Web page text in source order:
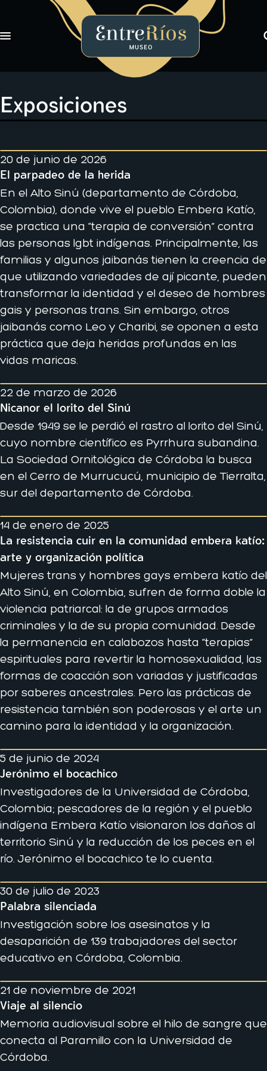
Toggle navigation
EntreRíos Museo
Libros
Novedades
Exposiciones
20 de junio de 2026
El parpadeo de la herida
En el Alto Sinú (departamento de Córdoba,
Colombia), donde vive el pueblo Embera Katío,
se practica una “terapia de conversión” contra
las personas lgbt indígenas. Principalmente, las
familias y algunos jaibanás tienen la creencia de
que utilizando variedades de ají picante, pueden
transformar la identidad y el deseo de hombres
gais y personas trans. Sin embargo, otros
jaibanás como Leo y Charibi, se oponen a esta
práctica que deja heridas profundas en las
vidas maricas.
22 de marzo de 2026
Nicanor el lorito del Sinú
Desde 1949 se le perdió el rastro al lorito del Sinú,
cuyo nombre científico es Pyrrhura subandina.
La Sociedad Ornitológica de Córdoba la busca
en el Cerro de Murrucucú, municipio de Tierralta,
sur del departamento de Córdoba.
14 de enero de 2025
La resistencia cuir en la comunidad embera katío:
arte y organización política
Mujeres trans y hombres gays embera katío del
Alto Sinú, en Colombia, sufren de forma doble la
violencia patriarcal: la de grupos armados
criminales y la de su propia comunidad. Desde
la permanencia en calabozos hasta “terapias”
espirituales para revertir la homosexualidad, las
formas de coacción son variadas y justificadas
por saberes ancestrales. Pero las prácticas de
resistencia también son poderosas y el arte un
camino para la identidad y la organización.
5 de junio de 2024
Jerónimo el bocachico
Investigadores de la Universidad de Córdoba,
Colombia; pescadores de la región y el pueblo
indígena Embera Katío visionaron los daños al
territorio Sinú y la reducción de los peces en el
río. Jerónimo el bocachico te lo cuenta.
30 de julio de 2023
Palabra silenciada
Investigación sobre los asesinatos y la
desaparición de 139 trabajadores del sector
educativo en Córdoba, Colombia.
21 de noviembre de 2021
Viaje al silencio
Memoria audiovisual sobre el hilo de sangre que
conecta al Paramillo con la Universidad de
Córdoba.